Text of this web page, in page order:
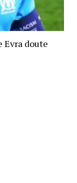
Evra doute